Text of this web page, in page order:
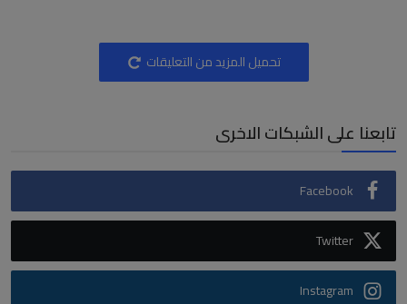
تحميل المزيد من التعليقات
تابعنا على الشبكات الاخرى
Facebook
Twitter
Instagram